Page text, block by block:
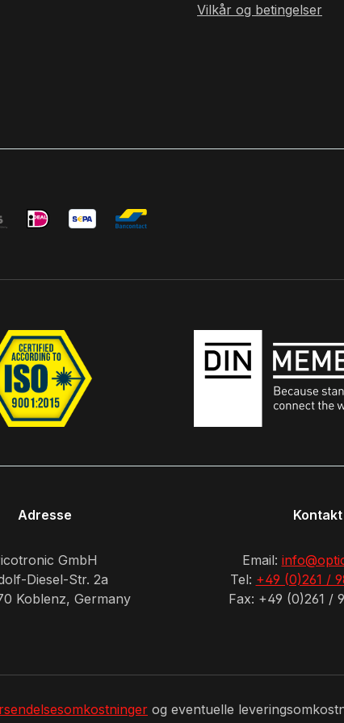
Vilkår og betingelser
Adresse
GmbH
Diesel-Str. 2a
Koblenz, Germany
Kontakt
Email:
Tel: +49 (0)261 /
Fax: +49 (0)261 /
og eventuelle